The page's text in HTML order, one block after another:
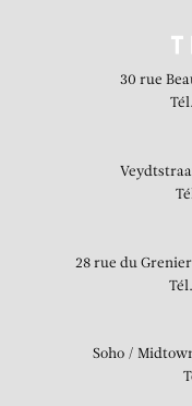
30 rue
28 rue du
Soho /